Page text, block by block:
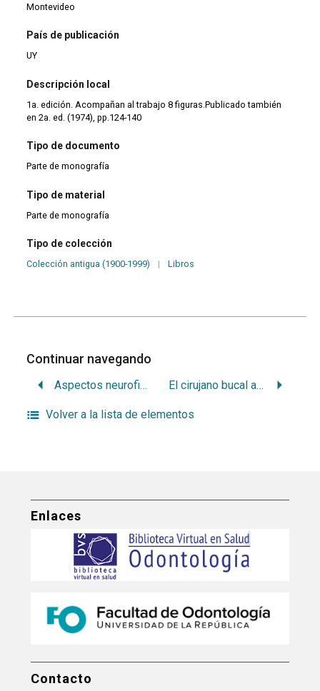
Montevideo
País de publicación
UY
Descripción local
1a. edición. Acompañan al trabajo 8 figuras.Publicado también
en 2a. ed. (1974), pp.124-140
Tipo de documento
Parte de monografía
Tipo de material
Parte de monografía
Tipo de colección
Colección antigua (1900-1999) | Libros
Continuar navegando
Aspectos neurofisiológicos de la hiperactividad muscular El cirujano bucal al servicio de una comunidad
Volver a la lista de elementos
Enlaces
Contacto